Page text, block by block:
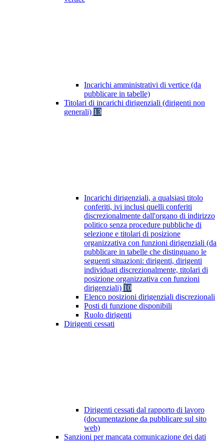
Incarichi amministrativi di vertice (da
pubblicare in tabelle)
Titolari di incarichi dirigenziali (dirigenti non
generali) 13
Incarichi dirigenziali, a qualsiasi titolo
conferiti, ivi inclusi quelli conferiti
discrezionalmente dall'organo di indirizzo
politico senza procedure pubbliche di
selezione e titolari di posizione
organizzativa con funzioni dirigenziali (da
pubblicare in tabelle che distinguano le
seguenti situazioni: dirigenti, dirigenti
individuati discrezionalmente, titolari di
posizione organizzativa con funzioni
dirigenziali) 10
Elenco posizioni dirigenziali discrezionali
Posti di funzione disponibili
Ruolo dirigenti
Dirigenti cessati
Dirigenti cessati dal rapporto di lavoro
(documentazione da pubblicare sul sito
web)
Sanzioni per mancata comunicazione dei dati